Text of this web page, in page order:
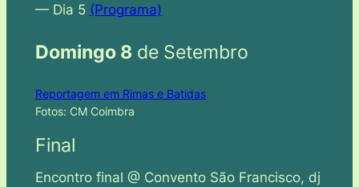
— Dia 5 (Programa)
Domingo 8 de Setembro
Reportagem em Rimas e Batidas
Fotos: CM Coimbra
Final
Encontro final @ Convento São Francisco, dj